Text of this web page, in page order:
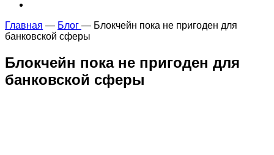
Главная — Блог — Блокчейн пока не пригоден для
банковской сферы
Блокчейн пока не пригоден для
банковской сферы